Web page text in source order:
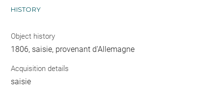
HISTORY
Object history
1806, saisie, provenant d'Allemagne
Acquisition details
saisie